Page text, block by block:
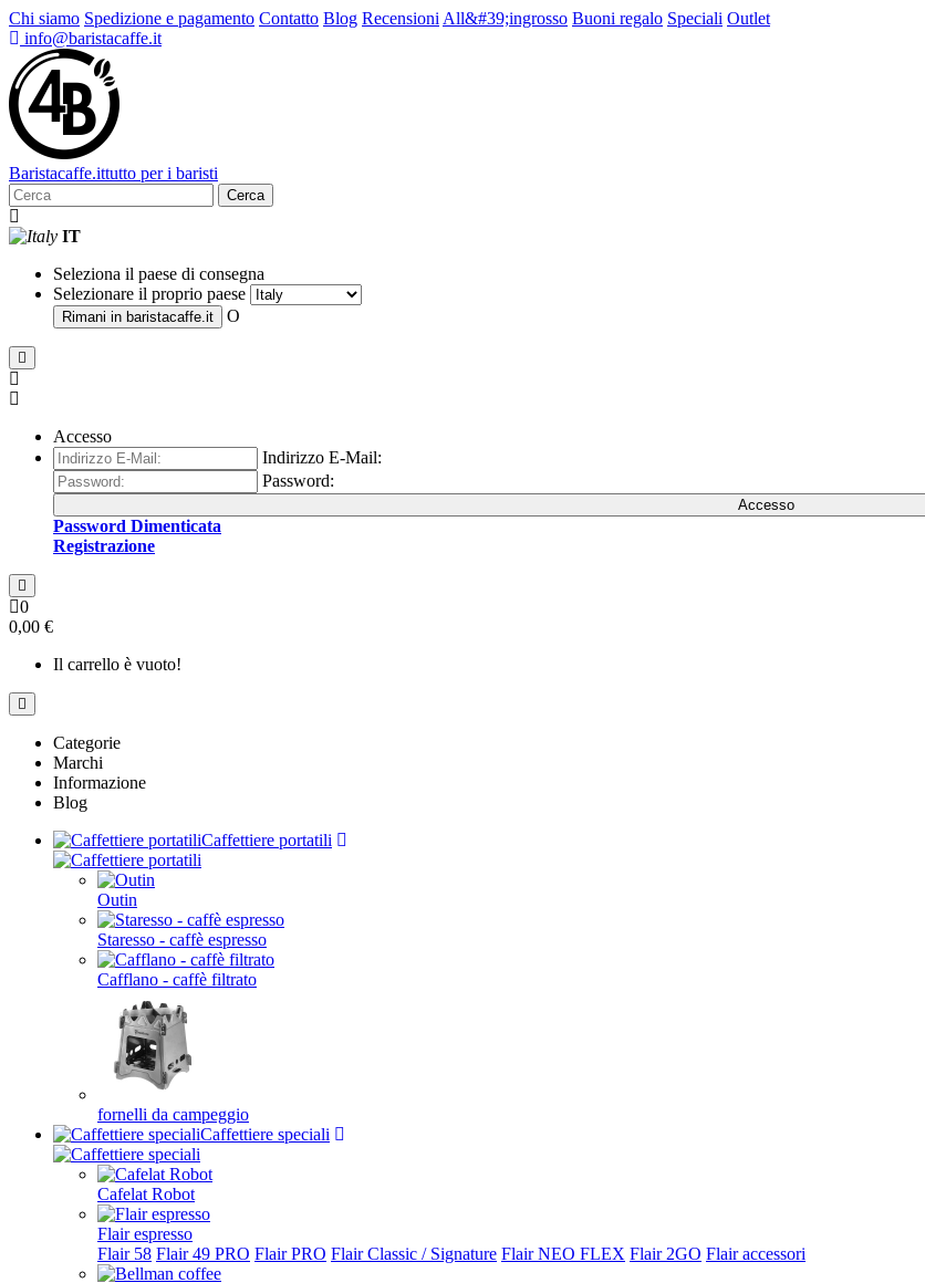
Chi siamo Spedizione e pagamento Contatto Blog Recensioni All&#39;ingrosso Buoni regalo Speciali Outlet
info@baristacaffe.it
Baristacaffe.ittutto per i baristi
Cerca
IT
Seleziona il paese di consegna
Selezionare il proprio paese
Rimani in baristacaffe.it O
Accesso
Indirizzo E-Mail:
Password:
Accesso
Password Dimenticata
Registrazione
0
0,00 €
Il carrello è vuoto!
Categorie
Marchi
Informazione
Blog
Caffettiere portatili
Outin
Staresso - caffè espresso
Cafflano - caffè filtrato
fornelli da campeggio
Caffettiere speciali
Cafelat Robot
Flair espresso
Flair 58 Flair 49 PRO Flair PRO Flair Classic / Signature Flair NEO FLEX Flair 2GO Flair accessori